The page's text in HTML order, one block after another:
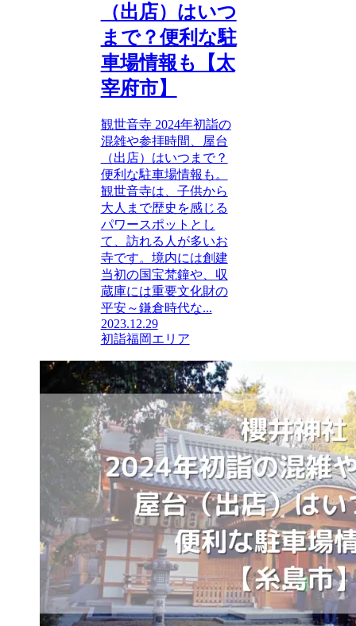
（出店）はいつ
まで？便利な駐
車場情報も【太
宰府市】
観世音寺 2024年初詣の
混雑や参拝時間、屋台
（出店）はいつまで？
便利な駐車場情報も。
観世音寺は、子供から
大人まで歴史を感じる
パワースポットとし
て、訪れる人が多いお
寺です。境内には創建
当初の国宝梵鐘や、収
蔵庫には重要文化財の
平安～鎌倉時代な...
2023.12.29
初詣福岡エリア